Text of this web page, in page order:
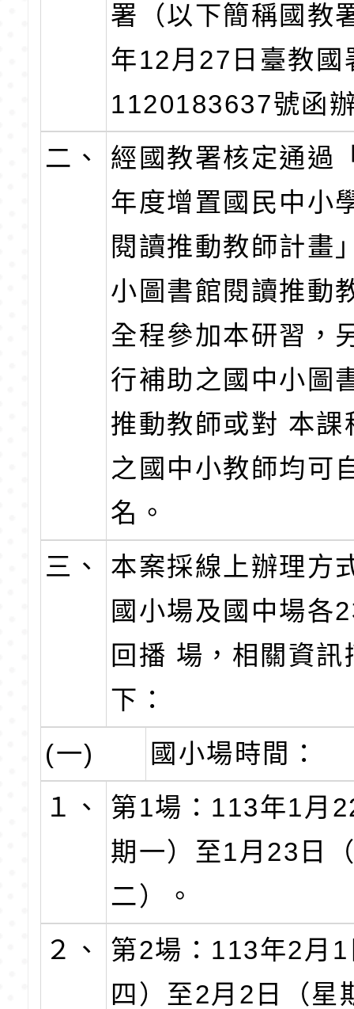
署（以下簡稱國教
年12月27日臺教國
1120183637號函
二、
經國教署核定通過
年度增置國民中小
閱讀推動教師計畫
小圖書館閱讀推動
全程參加本研習，
行補助之國中小圖
推動教師或對 本課
之國中小教師均可
名。
三、
本案採線上辦理方
國小場及國中場各
回播 場，相關資訊
下：
(一)
國小場時間：
１、
第1場：113年1月
期一）至1月23日
二）。
２、
第2場：113年2月
四）至2月2日（星